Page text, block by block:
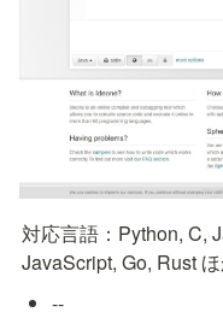
対応言語：Python, C,
JavaScript, Go, Rust
--